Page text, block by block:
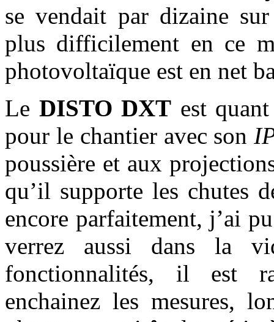
se vendait par dizaine sur
plus difficilement en ce
photovoltaïque est en net
Le DISTO DXT est
pour le chantier avec son
poussière et aux
qu’il supporte les chutes
encore parfaitement, j’ai
verrez aussi dans la
fonctionnalités, il est
enchainez les mesures,